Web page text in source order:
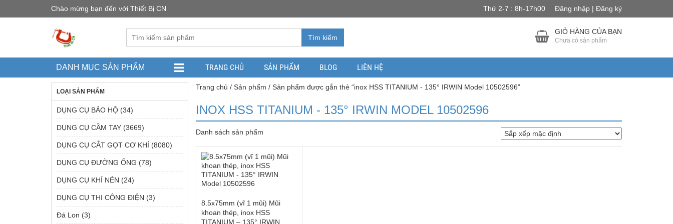
Chào mừng bạn đến với Thiết Bị CN Thứ 2-7 : 8h-17h00 Đăng nhập | Đăng ký
Tìm kiếm
GIỎ HÀNG CỦA BẠN
Chưa có sản phẩm
DANH MỤC SẢN PHẨM TRANG CHỦ SẢN PHẨM BLOG LIÊN HỆ
Trang chủ / Sản phẩm / Sản phẩm được gắn thẻ “inox HSS TITANIUM - 135° IRWIN Model 10502596”
INOX HSS TITANIUM - 135° IRWIN MODEL 10502596
Danh sách sản phẩm
8.5x75mm (vĩ 1 mũi) Mũi
khoan thép, inox HSS
TITANIUM – 135° IRWIN
LOẠI SẢN PHẨM
DỤNG CỤ BẢO HỘ (34)
DỤNG CỤ CẦM TAY (3669)
DỤNG CỤ CẮT GỌT CƠ KHÍ (8080)
DỤNG CỤ ĐƯỜNG ỐNG (78)
DỤNG CỤ KHÍ NÉN (24)
DỤNG CỤ THI CÔNG ĐIỆN (3)
Đá Lon (3)